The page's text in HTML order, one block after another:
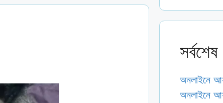
অনলাইনে আয়
অনলাইনে